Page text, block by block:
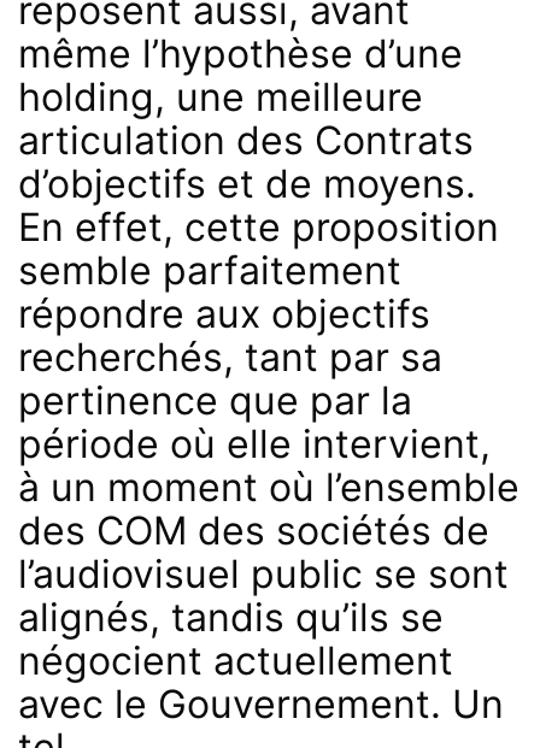
reposent aussi, avant
même l’hypothèse d’une
holding, une meilleure
articulation des Contrats
d’objectifs et de moyens.
En effet, cette proposition
semble parfaitement
répondre aux objectifs
recherchés, tant par sa
pertinence que par la
période où elle intervient,
à un moment où l’ensemble
des COM des sociétés de
l’audiovisuel public se sont
alignés, tandis qu’ils se
négocient actuellement
avec le Gouvernement. Un